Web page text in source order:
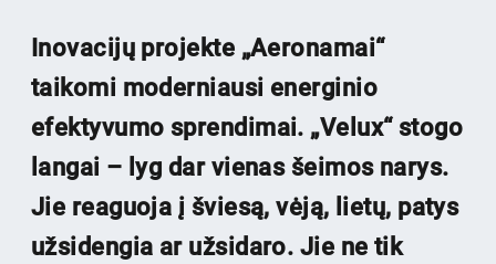
Inovacijų projekte „Aeronamai“
taikomi moderniausi energinio
efektyvumo sprendimai. „Velux“ stogo
langai – lyg dar vienas šeimos narys.
Jie reaguoja į šviesą, vėją, lietų, patys
užsidengia ar užsidaro. Jie ne tik